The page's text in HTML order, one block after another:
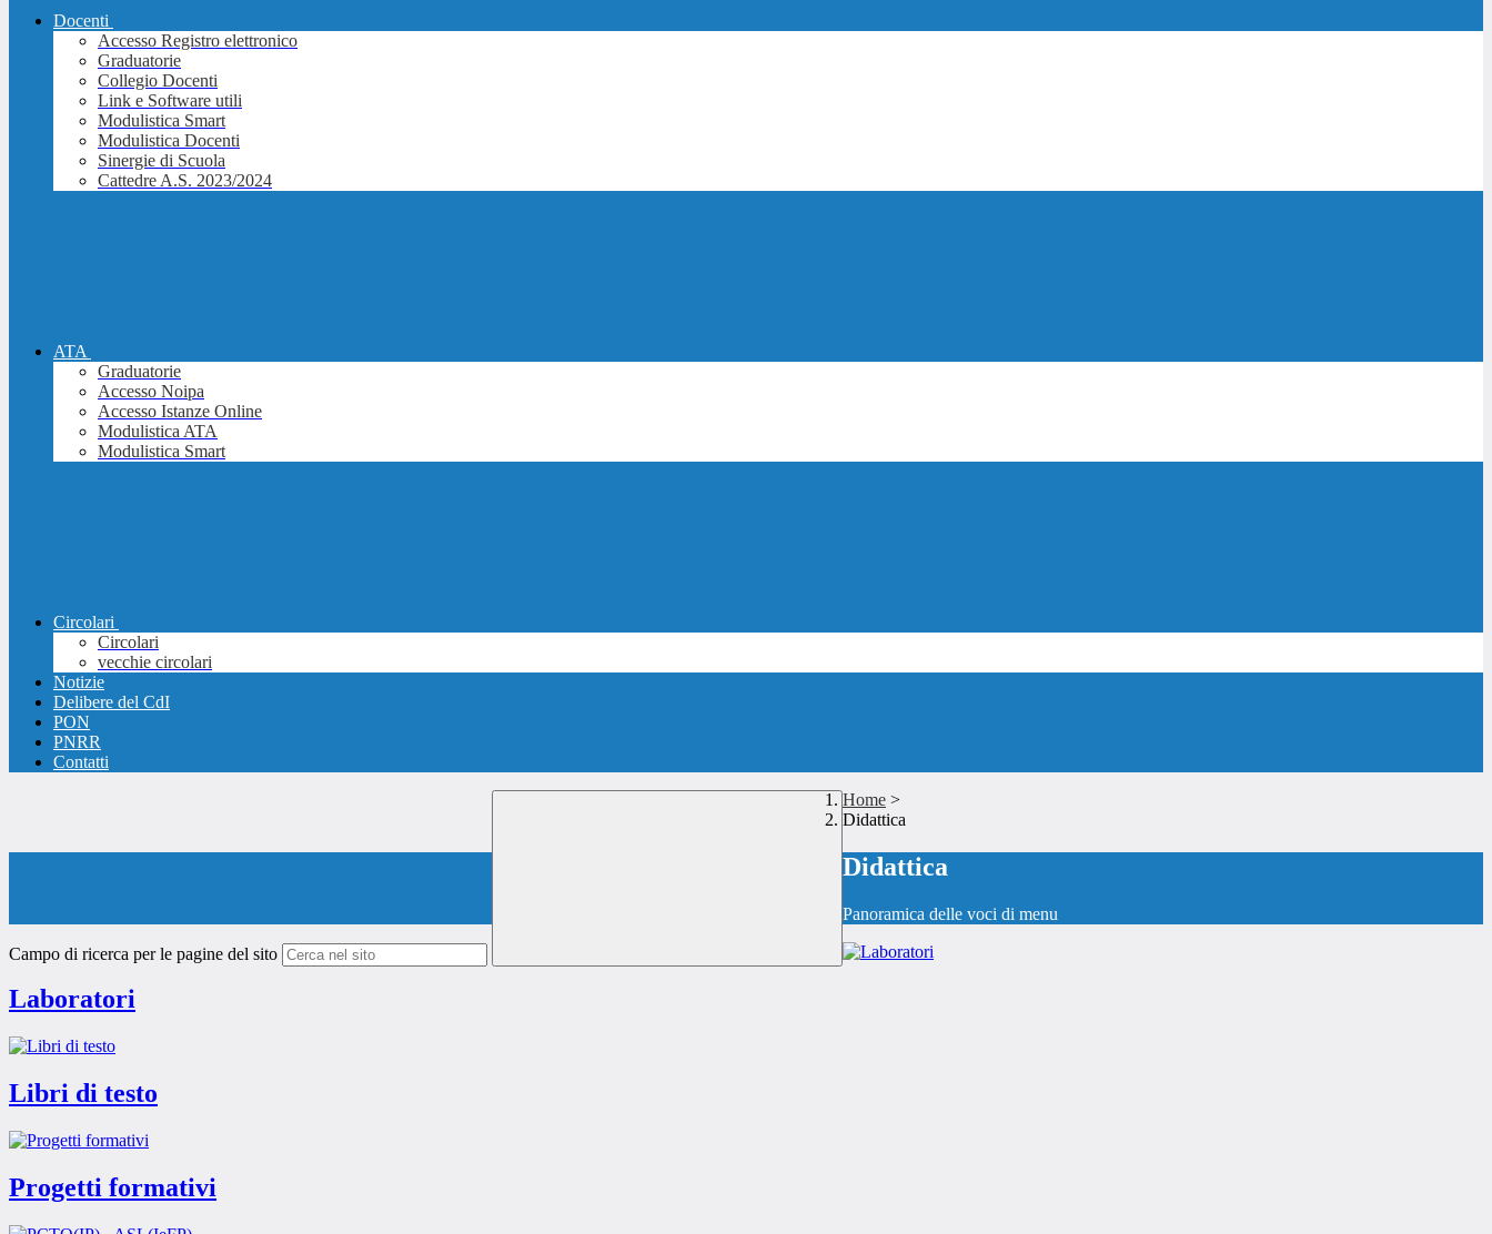
Docenti
Accesso Registro elettronico
Graduatorie
Collegio Docenti
Link e Software utili
Modulistica Smart
Modulistica Docenti
Sinergie di Scuola
Cattedre A.S. 2023/2024
ATA
Graduatorie
Accesso Noipa
Accesso Istanze Online
Modulistica ATA
Modulistica Smart
Circolari
Circolari
vecchie circolari
Notizie
Delibere del CdI
PON
PNRR
Contatti
Campo di ricerca per le pagine del sito
Home >
Didattica
Didattica
Panoramica delle voci di menu
Laboratori
Libri di testo
Progetti formativi